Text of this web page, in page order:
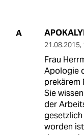
A
21.08.2015,
Frau
Apologie
prekärem
Sie
der
worden